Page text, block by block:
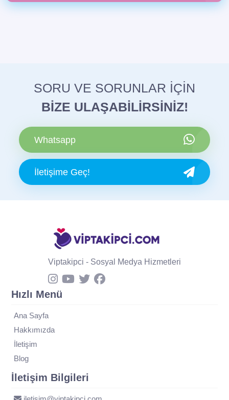
SORU VE SORUNLAR İÇİN
BİZE ULAŞABİLİRSİNİZ!
Whatsapp
İletişime Geç!
Viptakipci - Sosyal Medya Hizmetleri
Hızlı Menü
Ana Sayfa
Hakkımızda
İletişim
Blog
İletişim Bilgileri